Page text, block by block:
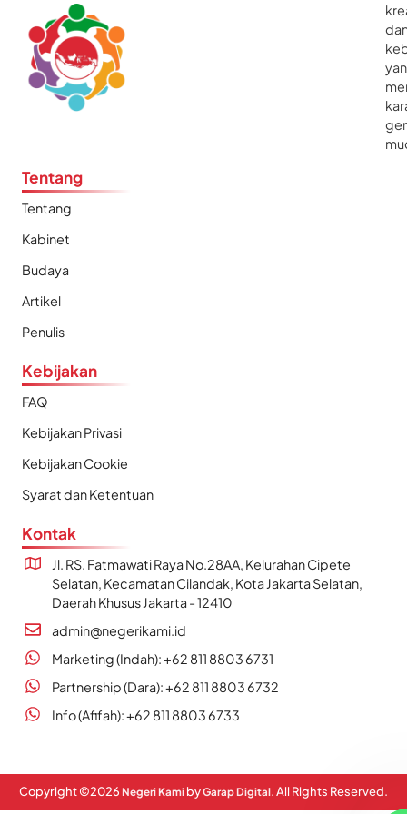
Tentang
Tentang
Kabinet
Budaya
Artikel
Penulis
Kebijakan
FAQ
Kebijakan Privasi
Kebijakan Cookie
Syarat dan Ketentuan
Kontak
Jl. RS. Fatmawati Raya No.28AA, Kelurahan Cipete
Selatan, Kecamatan Cilandak, Kota Jakarta Selatan,
Daerah Khusus Jakarta - 12410
admin@negerikami.id
Marketing (Indah): +62 811 8803 6731
Partnership (Dara): +62 811 8803 6732
Info (Afifah): +62 811 8803 6733
Copyright ©2026 Negeri Kami byGarap Digital. All Rights Reserved.